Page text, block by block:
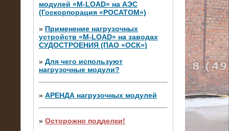
модулей «M-LOAD» на АЭС
(Госкорпорация «РОСАТОМ»)
» Применение нагрузочных
устройств «M-LOAD» на заводах
СУДОСТРОЕНИЯ (ПАО «ОСК»)
» Для чего используют
нагрузочные модули?
» АРЕНДА нагрузочных модулей
» Осторожно подделки!